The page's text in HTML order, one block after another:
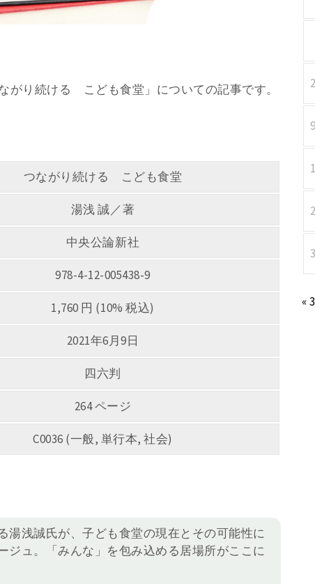
がり続ける こども食堂」についての記事です。
つながり続ける こども食堂
湯浅 誠／著
中央公論新社
978-4-12-005438-9
1,760 円 (10% 税込)
2021年6月9日
四六判
264 ページ
C0036 (一般, 単行本, 社会)
湯浅誠氏が、子ども食堂の現在とその可能性に
ジュ。「みんな」を包み込める居場所がここに
«